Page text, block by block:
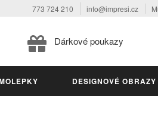
773 724 210 info@impresi.cz
Dárkové poukazy
DESIGNOVÉ OBRAZY